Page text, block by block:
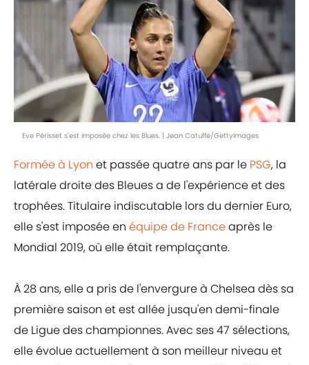
Eve Périsset s'est imposée chez les Blues. | Jean Catuffe/GettyImages
Formée à Lyon et passée quatre ans par le PSG, la
latérale droite des Bleues a de l'expérience et des
trophées. Titulaire indiscutable lors du dernier Euro,
elle s'est imposée en équipe de Franceaprès le
Mondial 2019, où elle était remplaçante.
À 28 ans, elle a pris de l'envergure à Chelsea dès sa
première saison et est allée jusqu'en demi-finale
de Ligue des championnes. Avec ses 47 sélections,
elle évolue actuellement à son meilleur niveau et